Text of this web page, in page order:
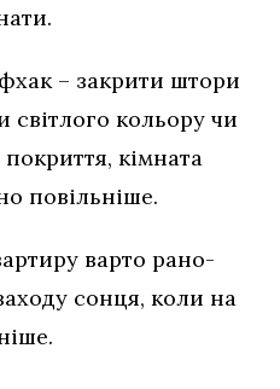
– закрити штори
кольору чи
кімната
повільніше.
варто рано-
сонця, коли на